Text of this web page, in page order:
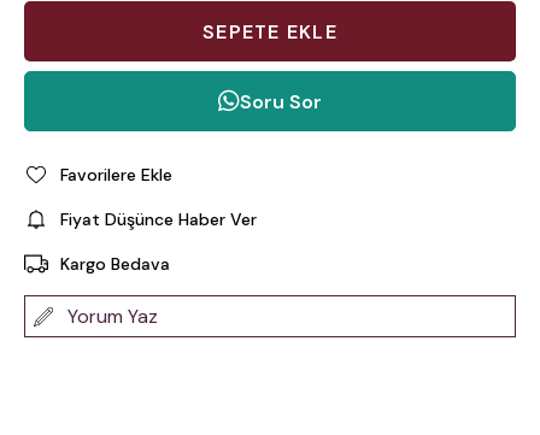
Soru Sor
Favorilere Ekle
Fiyat Düşünce Haber Ver
Kargo Bedava
Yorum Yaz